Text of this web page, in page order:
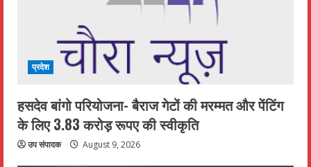
प्रदेश
हसदेव बांगो परियोजना- बैराज गेटों की मरम्मत और पेंटिंग
के लिए 3.83 करोड़ रूपए की स्वीकृति
उप संपादक August 9, 2026